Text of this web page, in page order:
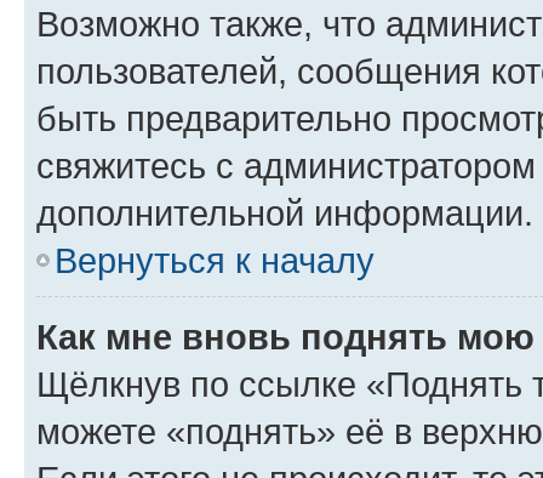
Возможно также, что
пользователей, сообщения
быть предварительно
свяжитесь с
дополнительной информации.
Вернуться к началу
Как мне вновь поднять мою
Щёлкнув по ссылке «Поднять
можете «поднять» её в